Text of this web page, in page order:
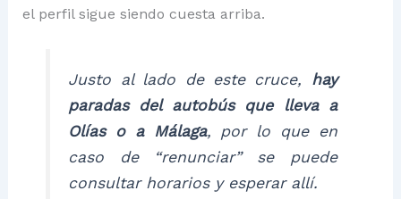
el perfil sigue siendo cuesta arriba.
Justo al lado de este cruce,
hay
paradas del autobús que lleva a
Olías o a Málaga, por lo que en
caso de
“renunciar”se puede
consultar horarios y esperar allí.